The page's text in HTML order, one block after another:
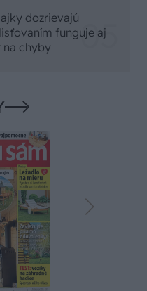
dozrievajú
funguje aj
na chyby